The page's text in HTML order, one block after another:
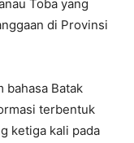
Toba yang
di Provinsi
bahasa Batak
terbentuk
ketiga kali pada